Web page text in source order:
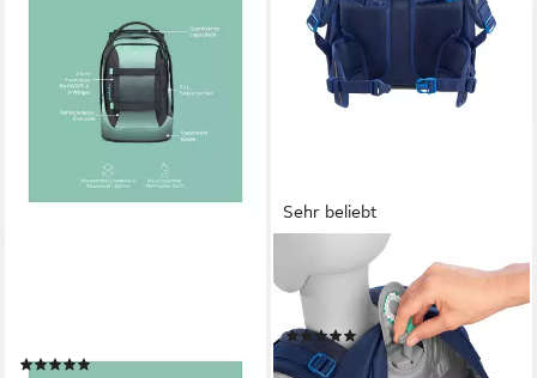
(18)
Sehr beliebt
COOCAZOO
Schulrucksack MATE, 30 Liter
(1-tlg)
(35)
ab 89,99 € UVP139,00 €